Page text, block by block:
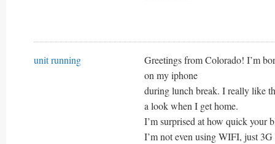
unit running
Greetings from Colorado! I’m
on my iphone
during lunch break. I really like
a look when I get home.
I’m surprised at how quick your
I’m not even using WIFI, just